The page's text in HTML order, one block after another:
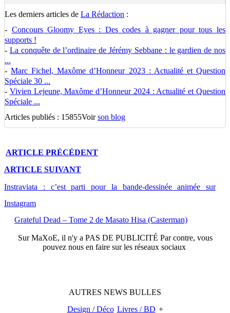
Les derniers articles de La Rédaction :
- Concours Gloomy Eyes : Des codes à gagner pour tous les
supports !
- La conquête de l’ordinaire de Jérémy Sebbane : le gardien de nos
...
-Marc Fichel, Maxôme d’Honneur 2023 : Actualité et Question
Spéciale 30 ...
- Vivien Lejeune, Maxôme d’Honneur 2024 : Actualité et Question
Spéciale ...
Articles publiés : 15855Voirson blog
ARTICLE PRÉCÉDENT
ARTICLE SUIVANT
Instraviata : c’est parti pour la bande-dessinée animée sur
Instagram
Grateful Dead – Tome 2 de Masato Hisa (Casterman)
SurMaXoE, il n'y a PAS DE PUBLICITÉ Par contre, vous
pouvez nous en faire sur les réseaux sociaux
AUTRES NEWS BULLES
Design / Déco Livres / BD +